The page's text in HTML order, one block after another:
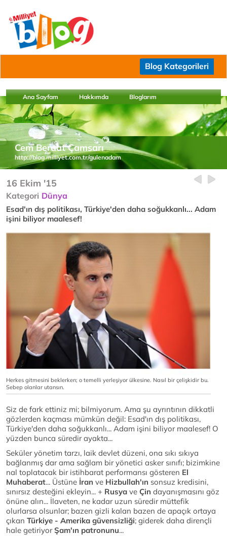
Blog Kategorileri
Ana Sayfam Hakkımda Bloglarım
Cem Beraat Çamsarı
http://blog.milliyet.com.tr/gulenadam
16 Ekim '15
Kategori Dünya
Esad'ın dış politikası, Türkiye'den daha soğukkanlı... Adam
işini biliyor maalesef!
Herkes gitmesini beklerken; o temelli yerleşiyor ülkesine. Nasıl bir çelişkidir bu.
Sebep olanlar utansın.
Siz de fark ettiniz mi; bilmiyorum. Ama şu ayrıntının dikkatli
gözlerden kaçması mümkün değil: Esad'ın dış politikası,
Türkiye'den daha soğukkanlı... Adam işini biliyor maalesef! O
yüzden bunca süredir ayakta...
Seküler yönetim tarzı, laik devlet düzeni, ona sıkı sıkıya
bağlanmış dar ama sağlam bir yönetici asker sınıfı; bizimkine
nal toplatacak bir istihbarat performansı gösteren El
Muhaberat... Üstüne İran ve Hizbullah'ın sonsuz kredisini,
sınırsız desteğini ekleyin... + Rusya ve Çin dayanışmasını göz
önüne alın... İlaveten, ne kadar uzun süredir müttefik
olurlarsa olsunlar; bazen gizli kalan bazen de apaçık ortaya
çıkan Türkiye - Amerika güvensizliği; giderek daha dirençli
hale getiriyorŞam'ın patronunu...